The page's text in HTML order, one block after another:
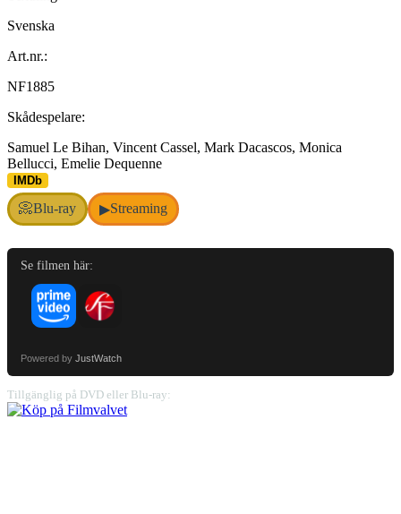
Svenska
Art.nr.:
NF1885
Skådespelare:
Samuel Le Bihan, Vincent Cassel, Mark Dacascos, Monica
Bellucci, Emelie Dequenne
IMDb
📀Blu-ray ▶Streaming
Se filmen här:
Powered by JustWatch
Tillgänglig på DVD eller Blu-ray: